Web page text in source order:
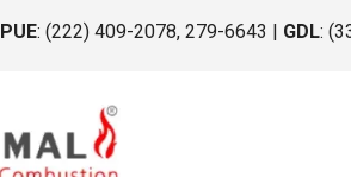
PUE: (222) 409-2078, 279-6643 | GDL: